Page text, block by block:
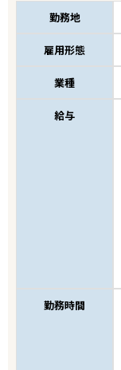
勤務地
雇用形態
業種
給与
勤務時間